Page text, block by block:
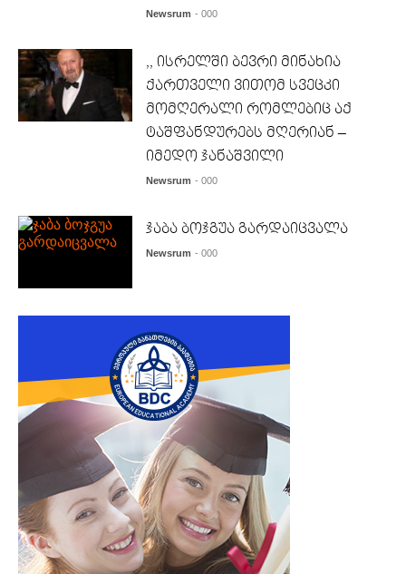
Newsrum - 000
,, ისრელში ბევრი მინახია
ქართველი ვითომ სვეცკი
მომღერალი რომლებიც აქ
ტაშფანდურებს მღერიან –
იმედო ჯანაშვილი
Newsrum - 000
ჯაბა ბოჯგუა გარდაიცვალა
Newsrum - 000